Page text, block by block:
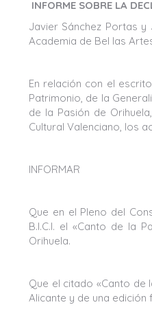
INFORME SOBRE LA
Javier Sánchez Portas
Academia de Bel las
En relación con el
Patrimonio, de la
de la Pasión de
Cultural Valenciano, los
INFORMAR
Que en el Pleno del
B.I.C.I. el «Canto de la
Orihuela.
Que el citado «Canto de
Alicante y de una